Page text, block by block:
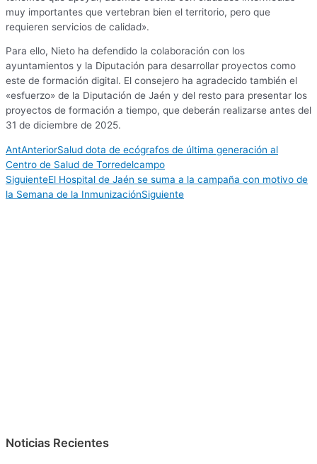
muy importantes que vertebran bien el territorio, pero que
requieren servicios de calidad».
Para ello, Nieto ha defendido la colaboración con los
ayuntamientos y la Diputación para desarrollar proyectos como
este de formación digital. El consejero ha agradecido también el
«esfuerzo» de la Diputación de Jaén y del resto para presentar los
proyectos de formación a tiempo, que deberán realizarse antes del
31 de diciembre de 2025.
AntAnteriorSalud dota de ecógrafos de última generación al
Centro de Salud de Torredelcampo
SiguienteEl Hospital de Jaén se suma a la campaña con motivo de
la Semana de la InmunizaciónSiguiente
Noticias Recientes